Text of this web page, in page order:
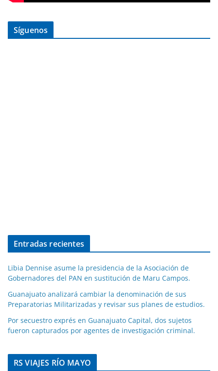
Síguenos
Entradas recientes
Libia Dennise asume la presidencia de la Asociación de
Gobernadores del PAN en sustitución de Maru Campos.
Guanajuato analizará cambiar la denominación de sus
Preparatorias Militarizadas y revisar sus planes de estudios.
Por secuestro exprés en Guanajuato Capital, dos sujetos
fueron capturados por agentes de investigación criminal.
RS VIAJES RÍO MAYO